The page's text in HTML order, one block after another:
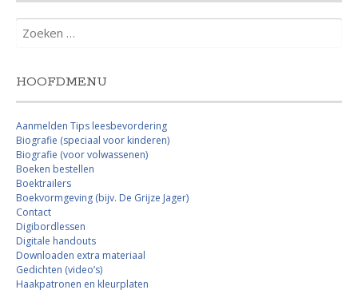
naar:
HOOFDMENU
Aanmelden Tips leesbevordering
Biografie (speciaal voor kinderen)
Biografie (voor volwassenen)
Boeken bestellen
Boektrailers
Boekvormgeving (bijv. De Grijze Jager)
Contact
Digibordlessen
Digitale handouts
Downloaden extra materiaal
Gedichten (video’s)
Haakpatronen en kleurplaten